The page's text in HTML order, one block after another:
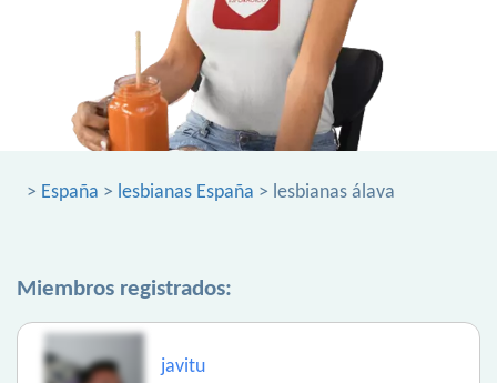
> España > lesbianas España > lesbianas álava
Miembros registrados:
javitu